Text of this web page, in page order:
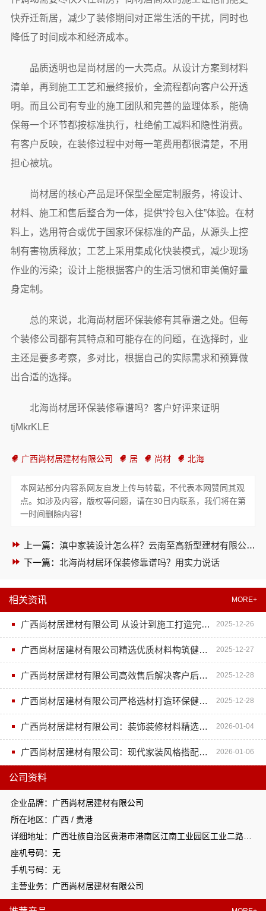
快乔迁新居，减少了装修期间对正常生活的干扰，同时也
降低了时间成本和经济成本。
品质透明也是尚材居的一大亮点。从设计方案到材料
清单，再到施工工艺和最终报价，全流程都向客户公开透
明。而且公司有专业的施工团队和完善的监理体系，能确
保每一个环节都按标准执行，杜绝偷工减料和隐性消费。
有客户反映，在装修过程中对每一笔费用都很清楚，不用
担心被坑。
尚材居的核心产品是环保型全屋定制服务，将设计、
材料、施工和售后整合为一体，提供“拎包入住”体验。在材
料上，选用符合或优于国家环保标准的产品，从源头上控
制有害物质释放；工艺上采用集成化快装模式，减少现场
作业的污染；设计上能根据客户的生活习惯和审美偏好量
身定制。
总的来说，北海尚材居环保装修有其靠谱之处。但每
个装修公司都有其特点和可能存在的问题，在选择时，业
主还是要多考察，多对比，根据自己的实际需求和预算做
出合适的选择。
北海尚材居环保装修靠谱吗？客户好评来证明
tjMkrKLE
广西尚材居建材有限公司 居 尚材 北海
本网站部分内容系网友自发上传与转载，不代表本网赞同其观
点。如涉及内容，版权等问题，请在30日内联系，我们将在第
一时间删除内容！
上一篇： 滇中家装设计怎么样？云南至高新型建材有限公司告诉你
下一篇： 北海尚材居环保装修靠谱吗？用实力说话
相关资讯 MORE+
广西尚材居建材有限公司 从设计到施工打造完美居住空间 2025-12-26
广西尚材居建材有限公司精选优质材料构筑健康安全家居环境 2025-12-27
广西尚材居建材有限公司高效售后解决客户后顾之忧 2025-12-28
广西尚材居建材有限公司严格选材打造环保健康居住空间 2025-12-28
广西尚材居建材有限公司：装饰装修材料精选指南 2026-01-04
广西尚材居建材有限公司：现代家装风格搭配解决方案 2026-01-06
公司资料
企业品牌：广西尚材居建材有限公司
所在地区：广西 / 贵港
详细地址：广西壮族自治区贵港市港南区江南工业园区工业二路与南二路交汇处东南角
座机号码：无
手机号码：无
主营业务：广西尚材居建材有限公司